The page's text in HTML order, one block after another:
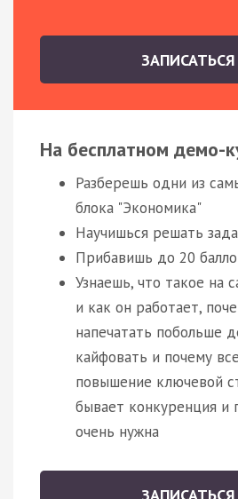
ЗАПИСАТЬСЯ
На бесплатном демо-
Разберешь одни из
блока "Экономика"
Научишься решать
Прибавишь до 20
Узнаешь, что такое на
и как он работает,
напечатать побольше
кайфовать и почему
повышение ключевой
бывает конкуренция и
очень нужна
ЗАПИСАТЬСЯ